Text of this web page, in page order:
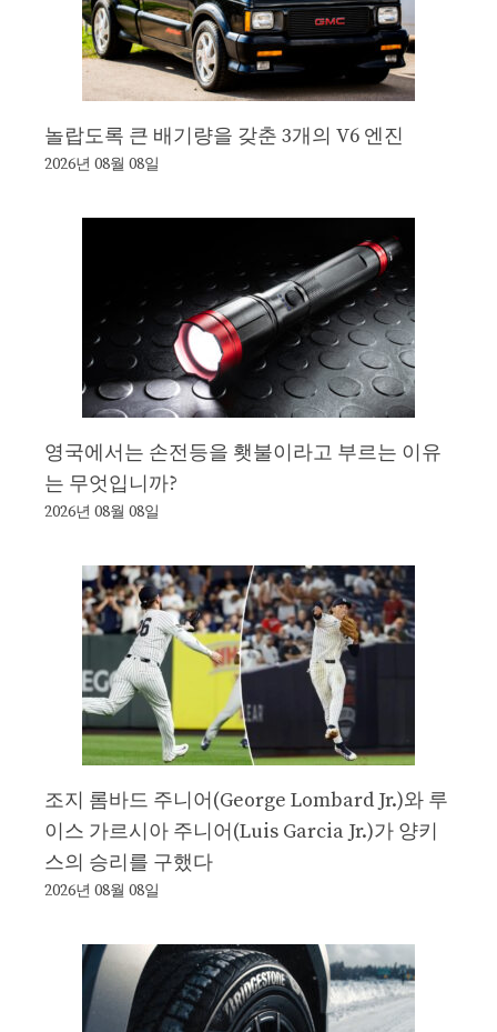
놀랍도록 큰 배기량을 갖춘 3개의 V6 엔진
2026년 08월 08일
영국에서는 손전등을 횃불이라고 부르는 이유
는 무엇입니까?
2026년 08월 08일
조지 롬바드 주니어(George Lombard Jr.)와 루
이스 가르시아 주니어(Luis Garcia Jr.)가 양키
스의 승리를 구했다
2026년 08월 08일